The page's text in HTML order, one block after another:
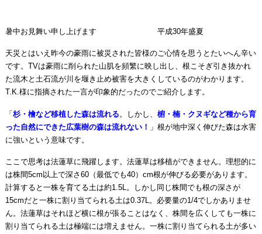
暑中お見舞い申し上げます 平成30年盛夏
天災とはいえ昨今の豪雨に被災された皆様のご心情を思うとたいへん辛い
です。TVは豪雨に削られた山肌を頻繁に映し出し、根こそぎ引き抜かれ
た流木と土石流が川を堰き止め被害を大きくしているのがわかります。
T.K.様に指摘された一言が印象的だったのでご紹介します。
「 杉・檜など移植した森は流れる 。しかし、 椨・楠・クヌギなど種から育
った自然にできた広葉樹の森は流れない！ 」根が地中深く伸びた森は水害
に強いという意味です。
ここで思考は法蓮草に飛躍します。法蓮草は移植ができません。理想的に
は株間5cm以上で深さ60（最低でも40）cm根が伸びる必要があります。
計算すると一株を育てる土は約1.5L。しかし同じ株間でも根の深さが
15cmだと一株に割り当てられる土は0.37L。必要量の1/4でしかありませ
ん。法蓮草はそれほど横に根が張ることはなく、株間を広くしても一株に
割り当てられる土は極端には増えません。一株に割り当てられる土が多い